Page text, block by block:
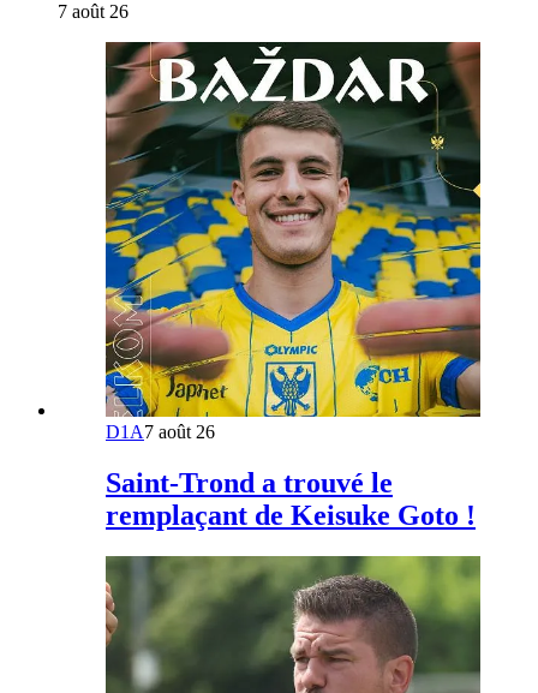
7 août 26
D1A7 août 26
Saint-Trond a trouvé le
remplaçant de Keisuke Goto !